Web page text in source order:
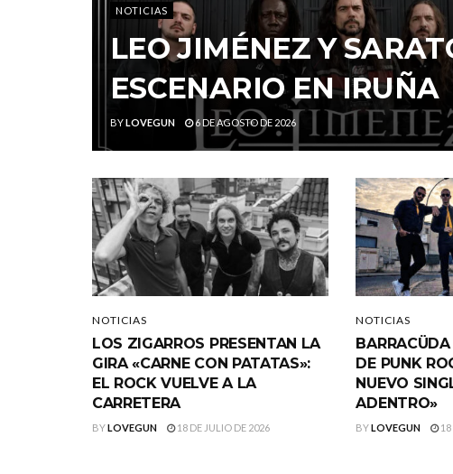
NOTICIAS
LEO JIMÉNEZ Y
ESCENARIO EN IRUÑA
BYLOVEGUN 6 DE AGOSTO DE 2026
NOTICIAS
LOS ZIGARROS PRESENTAN LA
GIRA «CARNE CON PATATAS»:
EL ROCK VUELVE A LA
CARRETERA
BYLOVEGUN 18 DE JULIO DE 2026
NOTICIAS
DE PUNK
NUEVO
ADENTRO»
BYLOVEGUN 18